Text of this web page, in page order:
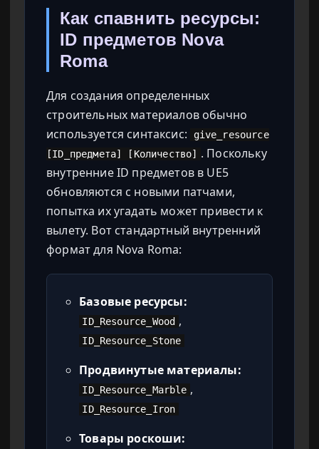
Как спавнить ресурсы:
ID предметов Nova
Roma
Для создания определенных
строительных материалов обычно
используется синтаксис:
give_resource
[ID_предмета] [Количество]
. Поскольку
внутренние ID предметов в UE5
обновляются с новыми патчами,
попытка их угадать может привести к
вылету. Вот стандартный внутренний
формат для Nova Roma:
Базовые ресурсы:
ID_Resource_Wood ,
ID_Resource_Stone
Продвинутые материалы:
ID_Resource_Marble ,
ID_Resource_Iron
Товары роскоши: